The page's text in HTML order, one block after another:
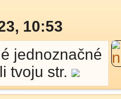
10:53
jednoznačné
tvoju str.